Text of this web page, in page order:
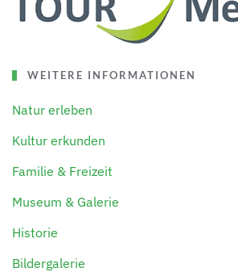
WEITERE INFORMATIONEN
Natur erleben
Kultur erkunden
Familie & Freizeit
Museum & Galerie
Historie
Bildergalerie